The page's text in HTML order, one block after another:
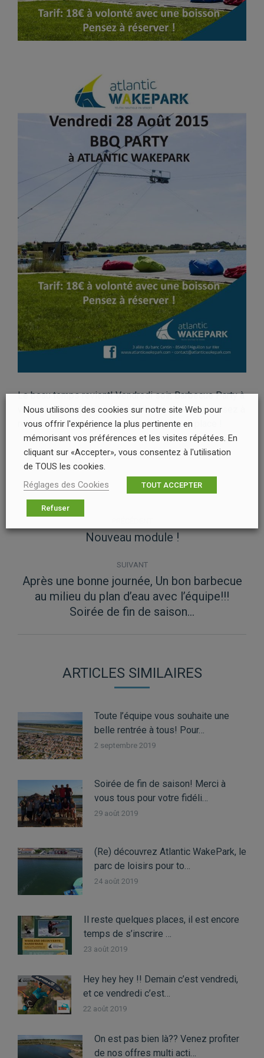
Le beau temps revient! Vendredi soir, Barbecue Party à
volonté à Atlantic WakePark! Places limitées, pensez à
réserver sur Facebook, ou directement sur place !
NAVIGATION
ARTICLE
Article
:
Nouveau module !
SUIVANT
Article
suivant
Après une bonne journée, Un bon barbecue
au milieu du plan d’eau avec l’équipe!!!
Soirée de fin de saison…
ARTICLES SIMILAIRES
Toute l’équipe vous souhaite une
belle rentrée à tous! Pour…
2 septembre 2019
Soirée de fin de saison! Merci à
vous tous pour votre fidéli…
29 août 2019
(Re) découvrez Atlantic WakePark, le
parc de loisirs pour to…
24 août 2019
Il reste quelques places, il est encore
temps de s’inscrire …
23 août 2019
Hey hey hey !! Demain c’est vendredi,
et ce vendredi c’est…
22 août 2019
On est pas bien là?? Venez profiter
de nos offres multi acti…
Nous utilisons des cookies sur notre site Web pour
vous offrir l'expérience la plus pertinente en
mémorisant vos préférences et les visites répétées. En
cliquant sur «Accepter», vous consentez à l'utilisation
de TOUS les cookies.
Réglages des Cookies
TOUT ACCEPTER
Refuser